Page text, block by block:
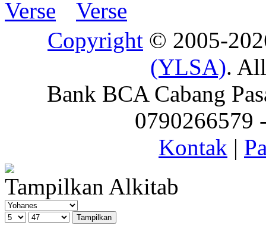
Copyright © 2005-
(YLSA).
Bank BCA Cabang
0790266579
Kontak |
Tampilkan Alkitab